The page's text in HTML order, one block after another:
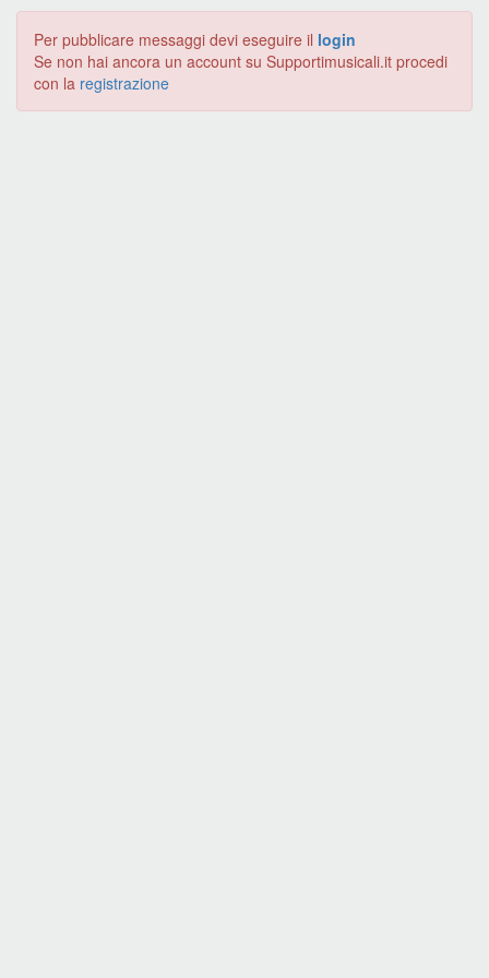
Per pubblicare messaggi devi eseguire il login
Se non hai ancora un account su Supportimusicali.it procedi
con la registrazione